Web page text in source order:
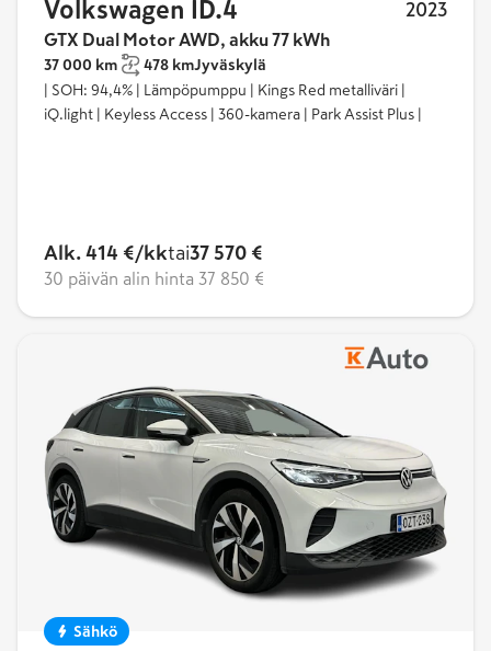
Volkswagen ID.4 2023
GTX Dual Motor AWD, akku 77 kWh
37 000 km 478 kmJyväskylä
| SOH: 94,4% | Lämpöpumppu | Kings Red metalliväri |
iQ.light | Keyless Access | 360-kamera | Park Assist Plus |
Alk. 414 €/kktai37 570 €
30 päivän alin hinta 37 850 €
Sähkö